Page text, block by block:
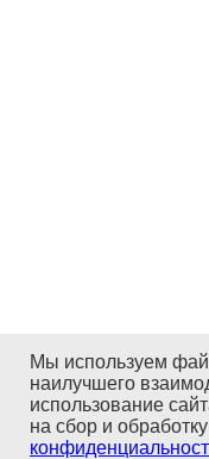
Мы используем
наилучшего
использование
на сбор и